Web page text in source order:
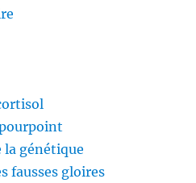
la génétique
fausses gloires